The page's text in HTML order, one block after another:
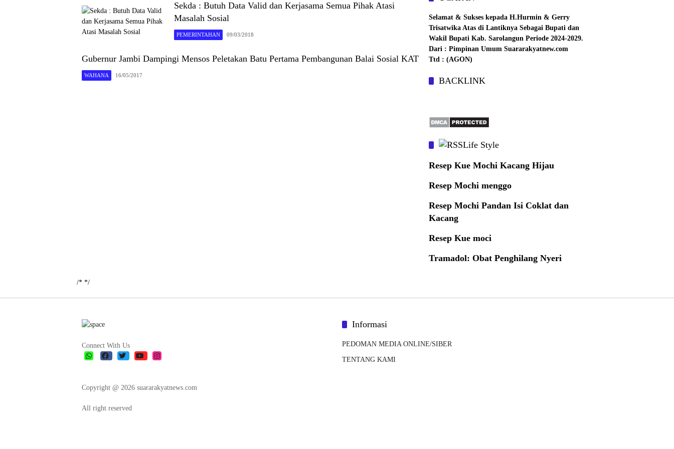
Sekda : Butuh Data Valid dan Kerjasama Semua Pihak Atasi
Masalah Sosial
PEMERINTAHAN 09/03/2018
Gubernur Jambi Dampingi Mensos Peletakan Batu Pertama Pembangunan Balai Sosial KAT
WAHANA 16/05/2017
Selamat & Sukses kepada H.Hurmin & Gerry
Trisatwika Atas di Lantiknya Sebagai Bupati dan
Wakil Bupati Kab. Sarolangun Periode 2024-2029.
Dari : Pimpinan Umum Suararakyatnew.com
Ttd : (AGON)
BACKLINK
Life Style
Resep Kue Mochi Kacang Hijau
Resep Mochi menggo
Resep Mochi Pandan Isi Coklat dan
Kacang
Resep Kue moci
Tramadol: Obat Penghilang Nyeri
/* */
Connect With Us
Copyright @ 2026 suararakyatnews.com
All right reserved
Informasi
PEDOMAN MEDIA ONLINE/SIBER
TENTANG KAMI